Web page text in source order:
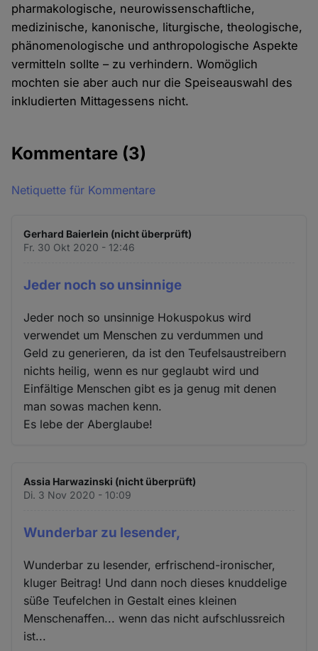
pharmakologische, neurowissenschaftliche,
medizinische, kanonische, liturgische, theologische,
phänomenologische und anthropologische Aspekte
vermitteln sollte – zu verhindern. Womöglich
mochten sie aber auch nur die Speiseauswahl des
inkludierten Mittagessens nicht.
Kommentare (3)
Netiquette für Kommentare
Gerhard Baierlein (nicht überprüft)
Fr. 30 Okt 2020 - 12:46
Jeder noch so unsinnige
Jeder noch so unsinnige Hokuspokus wird
verwendet um Menschen zu verdummen und
Geld zu generieren, da ist den Teufelsaustreibern
nichts heilig, wenn es nur geglaubt wird und
Einfältige Menschen gibt es ja genug mit denen
man sowas machen kenn.
Es lebe der Aberglaube!
Assia Harwazinski (nicht überprüft)
Di. 3 Nov 2020 - 10:09
Wunderbar zu lesender,
Wunderbar zu lesender, erfrischend-ironischer,
kluger Beitrag! Und dann noch dieses knuddelige
süße Teufelchen in Gestalt eines kleinen
Menschenaffen... wenn das nicht aufschlussreich
ist...